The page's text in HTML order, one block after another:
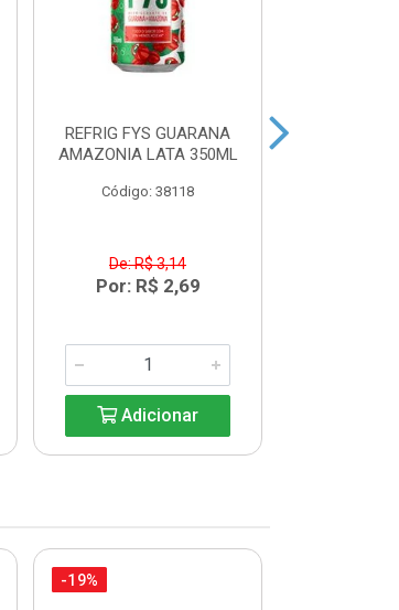
REFRIG FYS GUARANA
AMAZONIA LATA 350ML
Código: 38118
De: R$ 3,14
Por: R$ 2,69
Adicionar
-19%